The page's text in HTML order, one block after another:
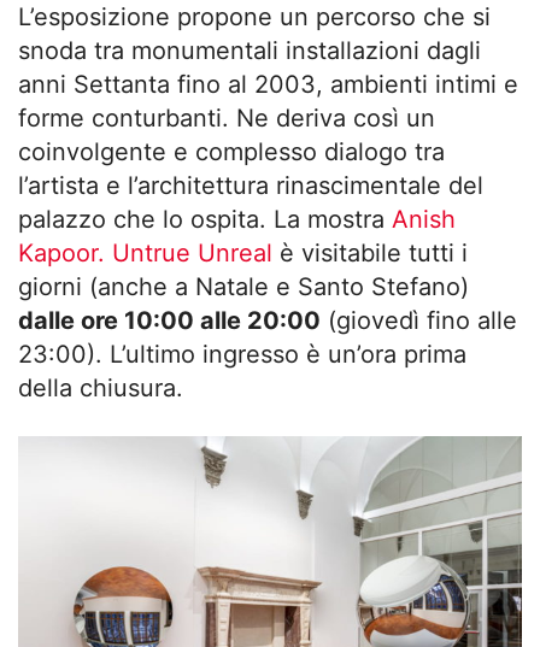
L’esposizione propone un percorso che si
snoda tra monumentali installazioni dagli
anni Settanta fino al 2003, ambienti intimi e
forme conturbanti. Ne deriva così un
coinvolgente e complesso dialogo tra
l’artista e l’architettura rinascimentale del
palazzo che lo ospita. La mostra Anish
Kapoor. Untrue Unreal è visitabile tutti i
giorni (anche a Natale e Santo Stefano)
dalle ore 10:00 alle 20:00 (giovedì fino alle
23:00). L’ultimo ingresso è un’ora prima
della chiusura.